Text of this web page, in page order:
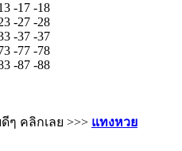
-17 -18
-27 -28
-37 -37
-77 -78
-87 -88
ๆ คลิกเลย >>> แทงหวย